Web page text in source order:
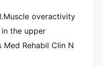
overactivity
the upper
Rehabil Clin N